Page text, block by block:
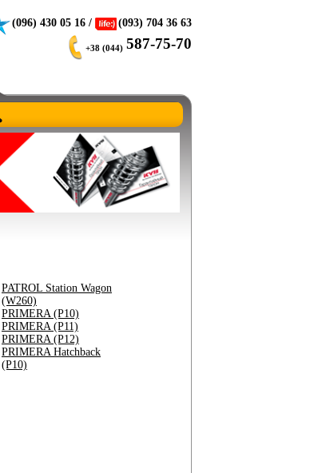
(096) 430 05 16 / (093) 704 36 63
+38 (044) 587-75-70
PATROL Station Wagon
(W260)
PRIMERA (P10)
PRIMERA (P11)
PRIMERA (P12)
PRIMERA Hatchback
(P10)